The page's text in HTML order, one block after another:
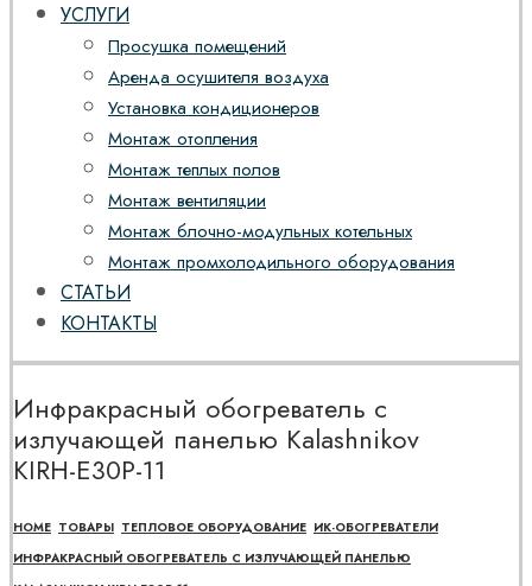
УСЛУГИ
Просушка помещений
Аренда осушителя воздуха
Установка кондиционеров
Монтаж отопления
Монтаж теплых полов
Монтаж вентиляции
Монтаж блочно-модульных котельных
Монтаж промхолодильного оборудования
СТАТЬИ
КОНТАКТЫ
Инфракрасный обогреватель с
излучающей панелью Kalashnikov
KIRH-E30P-11
HOME ТОВАРЫ ТЕПЛОВОЕ ОБОРУДОВАНИЕ ИК-ОБОГРЕВАТЕЛИ
ИНФРАКРАСНЫЙ ОБОГРЕВАТЕЛЬ С ИЗЛУЧАЮЩЕЙ ПАНЕЛЬЮ